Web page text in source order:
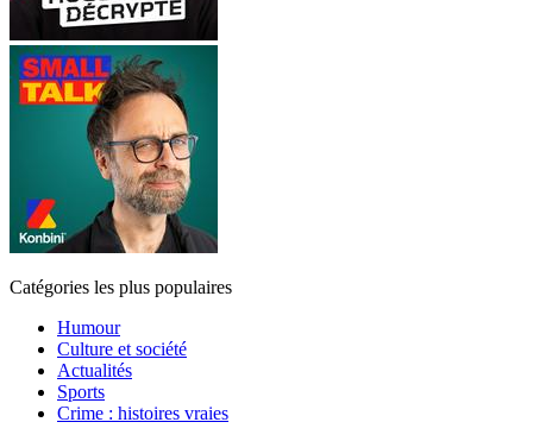
Catégories les plus populaires
Humour
Culture et société
Actualités
Sports
Crime : histoires vraies